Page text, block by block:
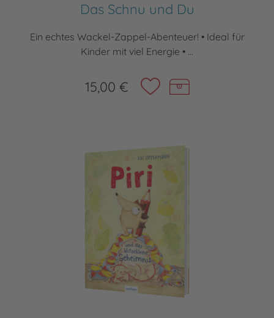
Das Schnu und Du
Ein echtes Wackel-Zappel-Abenteuer! • Ideal für
Kinder mit viel Energie • ...
15,00 €